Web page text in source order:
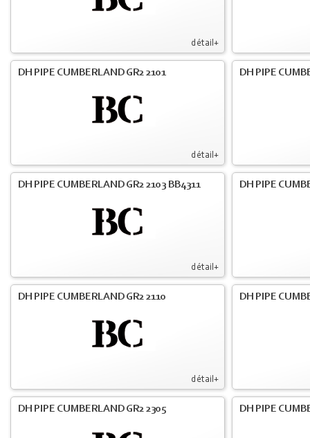
détail+
détail+
DH PIPE CUMBERLAND GR2 2101 DH PIPE
détail+
DH PIPE CUMBERLAND GR2 2103 BB4311 DH PIPE
détail+
DH PIPE CUMBERLAND GR2 2110 DH PIPE
DH PIPE CUMBERLAND GR2 2305 DH PIPE